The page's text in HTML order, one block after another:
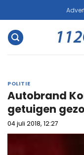
naar
inhoud
POLITIE
Autobrand
getuigen
04 juli 2018, 12:27